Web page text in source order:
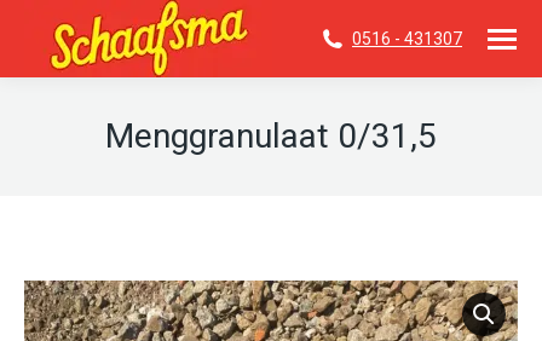
0516 - 431307
Menggranulaat 0/31,5